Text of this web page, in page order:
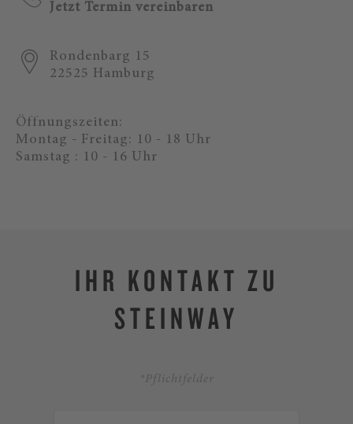
Jetzt Termin vereinbaren
Rondenbarg 15
22525 Hamburg
Öffnungszeiten:
Montag - Freitag: 10 - 18 Uhr
Samstag : 10 - 16 Uhr
IHR KONTAKT ZU
STEINWAY
*Pflichtfelder